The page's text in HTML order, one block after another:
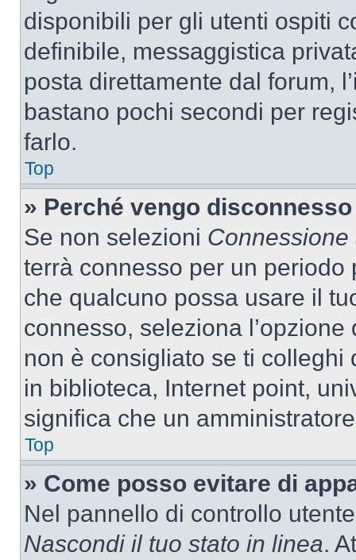
disponibili per gli utenti ospiti
definibile, messaggistica
posta direttamente dal forum,
bastano pochi secondi per
farlo.
Top
» Perché vengo
Se non selezioni
terrà connesso per un
che qualcuno possa usare il
connesso, seleziona
non è consigliato se ti
in biblioteca, Internet point,
significa che un
Top
» Come posso evitare di
Nel pannello di controllo
Nascondi il tuo stato in linea.